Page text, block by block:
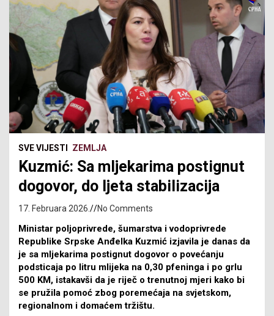
SVE VIJESTI ZEMLJA
Kuzmić: Sa mljekarima postignut
dogovor, do ljeta stabilizacija
17. Februara 2026. No Comments
Ministar poljoprivrede, šumarstva i vodoprivrede
Republike Srpske Anđelka Kuzmić izjavila je danas da
je sa mljekarima postignut dogovor o povećanju
podsticaja po litru mlijeka na 0,30 pfeninga i po grlu
500 KM, istakavši da je riječ o trenutnoj mjeri kako bi
se pružila pomoć zbog poremećaja na svjetskom,
regionalnom i domaćem tržištu.